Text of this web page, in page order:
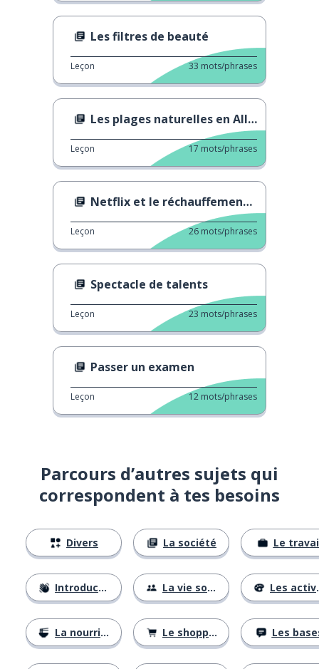
Les filtres de beauté
Leçon 33 mots/phrases
Les plages naturelles en Allemagne
Leçon 17 mots/phrases
Netflix et le réchauffement climatique
Leçon 26 mots/phrases
Spectacle de talents
Leçon 23 mots/phrases
Passer un examen
Leçon 12 mots/phrases
Parcours d’autres sujets qui
correspondent à tes besoins
Divers
Introductions
La nourriture
La société
La vie sociale
Le shopping
Le
Les activités
Les